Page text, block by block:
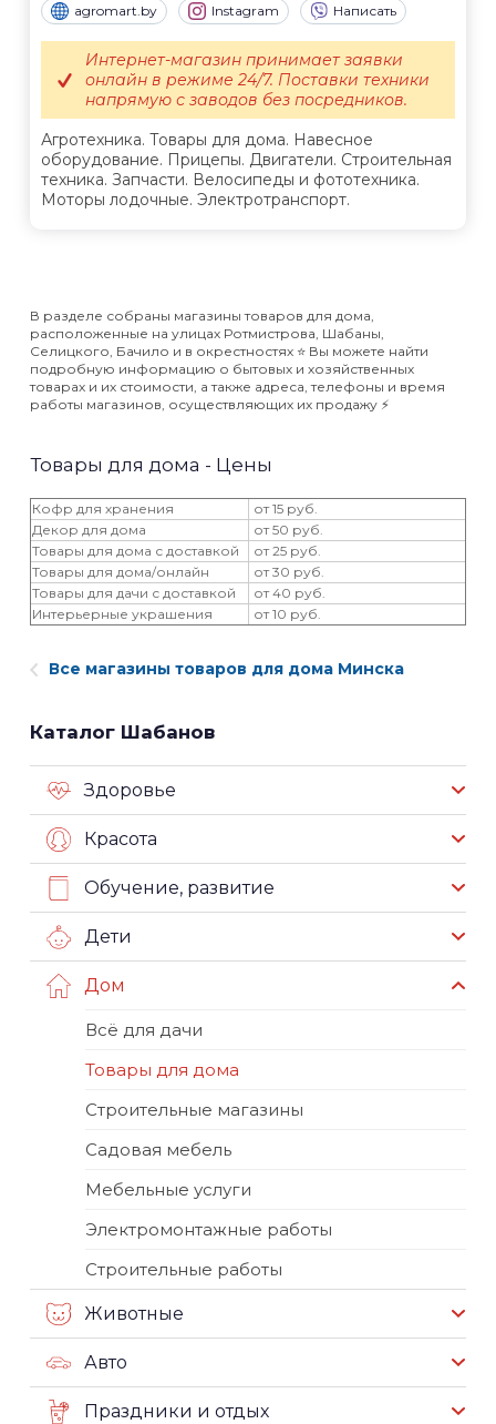
agromart.by Instagram Написать
Агротехника. Товары для дома. Навесное
оборудование. Прицепы. Двигатели. Строительная
техника. Запчасти. Велосипеды и фототехника.
Моторы лодочные. Электротранспорт.
Интернет-магазин принимает заявки
онлайн в режиме 24/7. Поставки техники
напрямую с заводов без посредников.
В разделе собраны магазины товаров для дома,
расположенные на улицах Ротмистрова, Шабаны,
Селицкого, Бачило и в окрестностях ⭐️ Вы можете найти
подробную информацию о бытовых и хозяйственных
товарах и их стоимости, а также адреса, телефоны и время
работы магазинов, осуществляющих их продажу ⚡️
Товары для дома - Цены
Кофр для хранения
от 15 руб.
Декор для дома
от 50 руб.
Товары для дома с доставкой
от 25 руб.
Товары для дома/онлайн
от 30 руб.
Товары для дачи с доставкой
от 40 руб.
Интерьерные украшения
от 10 руб.
Все магазины товаров для дома Минска
Каталог Шабанов
Здоровье
Красота
Обучение, развитие
Дети
Дом
Всё для дачи
Товары для дома
Строительные магазины
Садовая мебель
Мебельные услуги
Электромонтажные работы
Строительные работы
Животные
Авто
Праздники и отдых